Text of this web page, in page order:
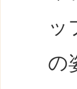
ッ
の